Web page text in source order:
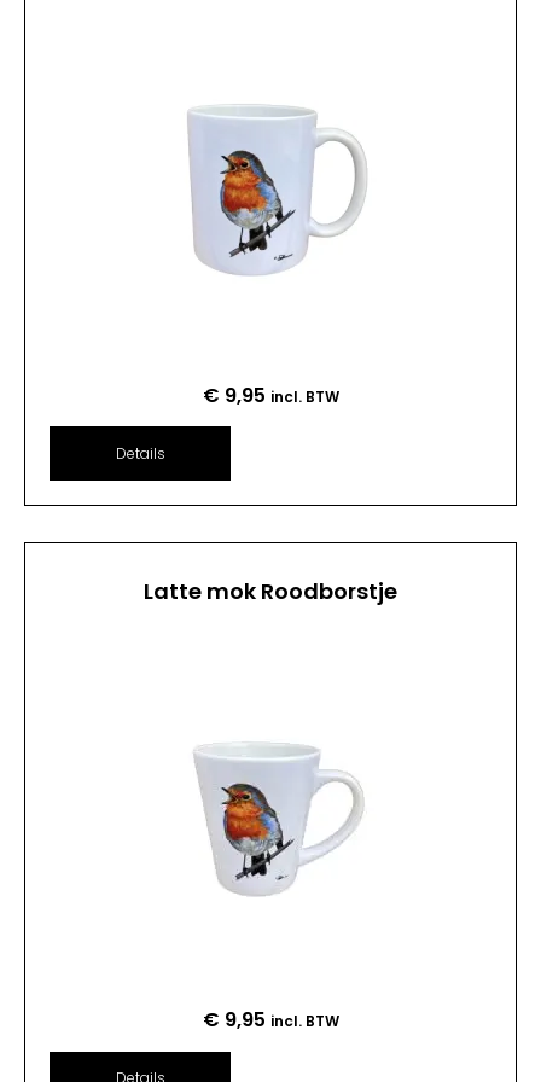
€ 9,95 incl. BTW
Details
Latte mok Roodborstje
€ 9,95 incl. BTW